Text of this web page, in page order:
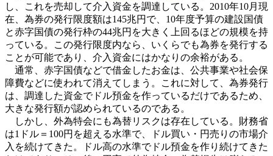
し、これを売却して介入資金を調達している。2010年10月現
在、為券の発行限度額は145兆円で、10年度予算の建設国債
と赤字国債の発行枠の44兆円を大きく上回るほどの規模を持
っている。この発行限度内なら、いくらでも為券を発行する
ことが可能であり、介入資金にはかなりの余裕がある。
通常、赤字国債などで借金したお金は、公共事業や社会保
障費などに使われて消えてしまう。これに対して、為券発行
は、調達した資金でドル預金を作っているだけであるため、
大きな発行額が認められているのである。
しかし、外為特会にも為替リスクは存在している。財務省
は1ドル＝100円を超える水準で、ドル買い・円売りの市場介
入を続けてきた。ドル高の水準でドル預金を作り続けてきた